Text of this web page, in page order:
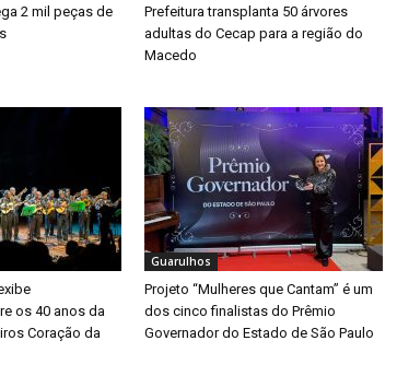
2 mil peças de
Prefeitura transplanta 50 árvores
adultas do Cecap para a região do
Macedo
os 40 anos da
Coração da
Guarulhos
Projeto “Mulheres que Cantam” é um
dos cinco finalistas do Prêmio
Governador do Estado de São Paulo